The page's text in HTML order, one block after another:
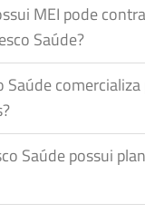
MEI pode
Saúde?
Saúde
Saúde possui